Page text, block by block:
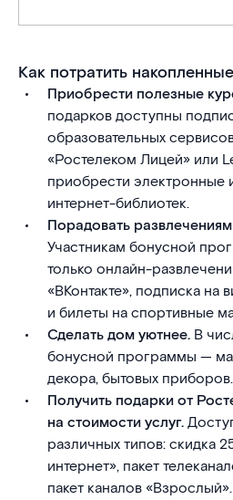
Как потратить
Приобрести полезные
подарков доступны
образовательных
«Ростелеком Лицей» или
приобрести электронные
интернет-библиотек.
Порадовать
Участникам бонусной
только онлайн-
«ВКонтакте», подписка на
и билеты на спортивные
Сделать дом уютнее. В
бонусной программы —
декора, бытовых приборов.
Получить подарки от
на стоимости услуг.
различных типов: скидка
интернет», пакет
пакет каналов «Взрослый».